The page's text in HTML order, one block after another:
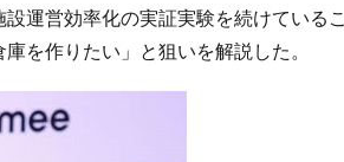
運営効率化の実証実験を続けているこ
を作りたい」と狙いを解説した。